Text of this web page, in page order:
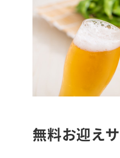
無料お迎え